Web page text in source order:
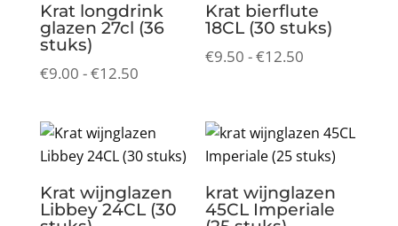
Krat longdrink
glazen 27cl (36
stuks)
€9.00 -€12.50Prijsklasse:
€12.50
Krat bierflute
18CL (30 stuks)
€9.50 -€12.50
€12.50
Krat wijnglazen
Libbey 24CL (30
krat wijnglazen
45CL Imperiale